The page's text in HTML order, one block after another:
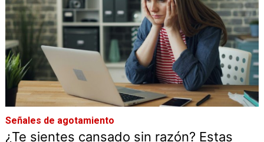
Señales de agotamiento
¿Te sientes cansado sin razón? Estas